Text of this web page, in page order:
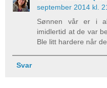
september 2014 kl.
Sønnen vår er i
imidlertid at de var
Ble litt hardere når
Svar